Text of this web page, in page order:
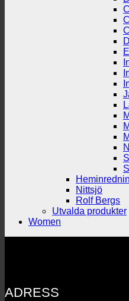
Nittsjö
Rolf Bergs
Utvalda produkter
Women
ADRESS